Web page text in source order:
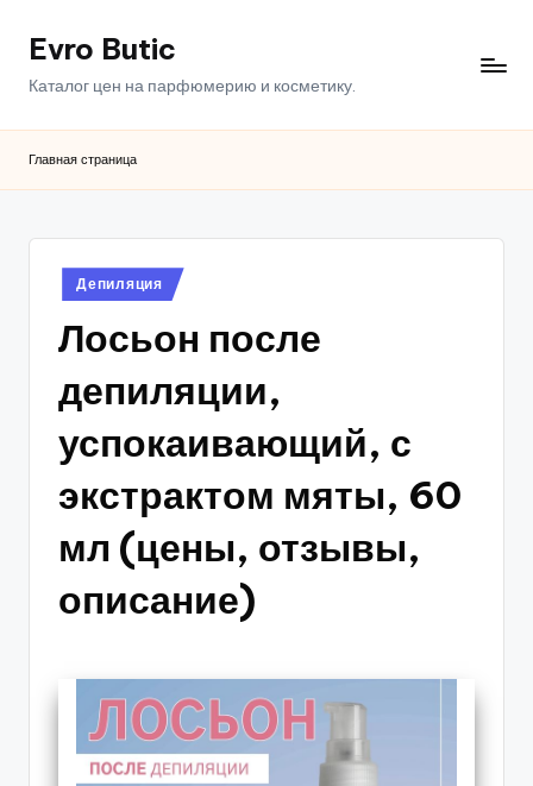
ПерейтиEvro Butic
Каталог цен на парфюмерию и косметику.
Главная страница
Опубликовано
в
Депиляция
Лосьон после
депиляции,
успокаивающий, с
экстрактом мяты, 60
мл (цены, отзывы,
описание)